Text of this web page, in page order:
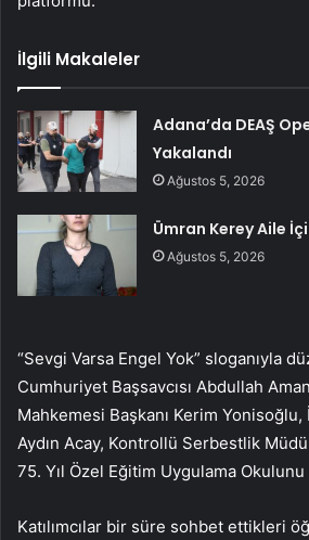
İlgili Makaleler
Adana’da DEAŞ
Yakalandı
Ağustos 5, 2026
Ümran Kerey Aile
Ağustos 5, 2026
“Sevgi Varsa Engel Yok” sloganıyla
Cumhuriyet Başsavcısı Abdullah
Mahkemesi Başkanı Kerim
Aydın Acay, Kontrollü Serbestlik
75. Yıl Özel Eğitim Uygulama
Katılımcılar bir süre sohbet ettikleri